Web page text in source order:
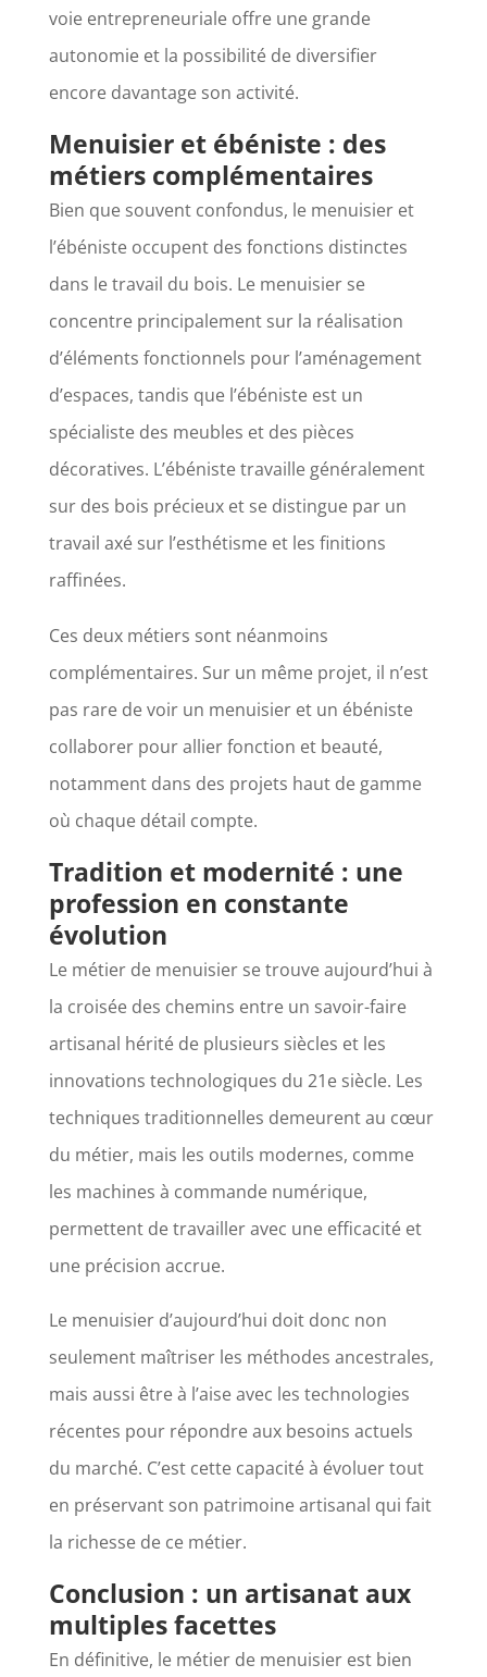
voie entrepreneuriale offre une grande
autonomie et la possibilité de diversifier
encore davantage son activité.
Menuisier et ébéniste : des
métiers complémentaires
Bien que souvent confondus, le menuisier et
l’ébéniste occupent des fonctions distinctes
dans le travail du bois. Le menuisier se
concentre principalement sur la réalisation
d’éléments fonctionnels pour l’aménagement
d’espaces, tandis que l’ébéniste est un
spécialiste des meubles et des pièces
décoratives. L’ébéniste travaille généralement
sur des bois précieux et se distingue par un
travail axé sur l’esthétisme et les finitions
raffinées.
Ces deux métiers sont néanmoins
complémentaires. Sur un même projet, il n’est
pas rare de voir un menuisier et un ébéniste
collaborer pour allier fonction et beauté,
notamment dans des projets haut de gamme
où chaque détail compte.
Tradition et modernité : une
profession en constante
évolution
Le métier de menuisier se trouve aujourd’hui à
la croisée des chemins entre un savoir-faire
artisanal hérité de plusieurs siècles et les
innovations technologiques du 21e siècle. Les
techniques traditionnelles demeurent au cœur
du métier, mais les outils modernes, comme
les machines à commande numérique,
permettent de travailler avec une efficacité et
une précision accrue.
Le menuisier d’aujourd’hui doit donc non
seulement maîtriser les méthodes ancestrales,
mais aussi être à l’aise avec les technologies
récentes pour répondre aux besoins actuels
du marché. C’est cette capacité à évoluer tout
en préservant son patrimoine artisanal qui fait
la richesse de ce métier.
Conclusion : un artisanat aux
multiples facettes
En définitive, le métier de menuisier est bien